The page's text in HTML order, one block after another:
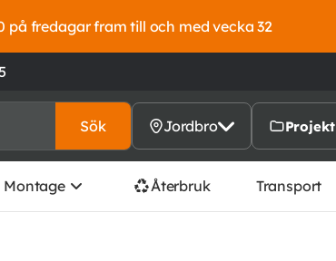
på fredagar fram till och med vecka 32
Sök Jordbro Projekt
Montage Återbruk Transport